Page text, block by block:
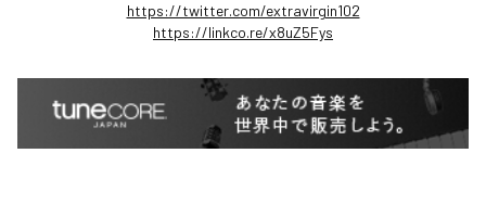
https://twitter.com/extravirgin102
https://linkco.re/x8uZ5Fys